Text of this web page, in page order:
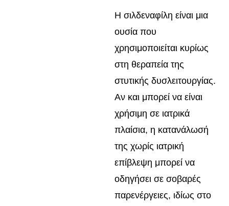
Η σιλδεναφίλη είναι μια
ουσία που
χρησιμοποιείται κυρίως
στη θεραπεία της
στυτικής δυσλειτουργίας.
Αν και μπορεί να είναι
χρήσιμη σε ιατρικά
πλαίσια, η κατανάλωσή
της χωρίς ιατρική
επίβλεψη μπορεί να
οδηγήσει σε σοβαρές
παρενέργειες, ιδίως στο